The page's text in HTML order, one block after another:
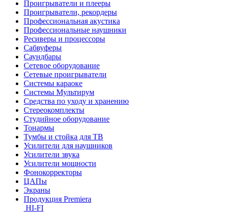
Проигрыватели и плееры
Проигрыватели, рекордеры
Профессиональная акустика
Профессиональные наушники
Ресиверы и процессоры
Сабвуферы
Саундбары
Сетевое оборудование
Сетевые проигрыватели
Системы караоке
Системы Мультирум
Средства по уходу и хранению
Стереокомплекты
Студийное оборудование
Тонармы
Тумбы и стойка для ТВ
Усилители для наушников
Усилители звука
Усилители мощности
Фонокорректоры
ЦАПы
Экраны
Продукция Premiera
HI-FI